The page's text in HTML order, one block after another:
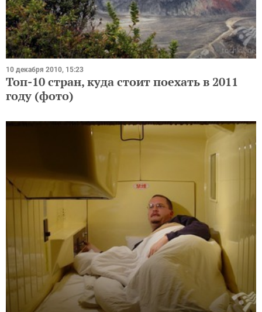
10 декабря 2010, 15:23
Топ-10 стран, куда стоит поехать в 2011
году (фото)